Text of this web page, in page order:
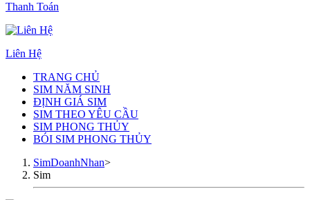
Thanh Toán
Liên Hệ
TRANG CHỦ
SIM NĂM SINH
ĐỊNH GIÁ SIM
SIM THEO YÊU CẦU
SIM PHONG THỦY
BÓI SIM PHONG THỦY
SimDoanhNhan>
Sim